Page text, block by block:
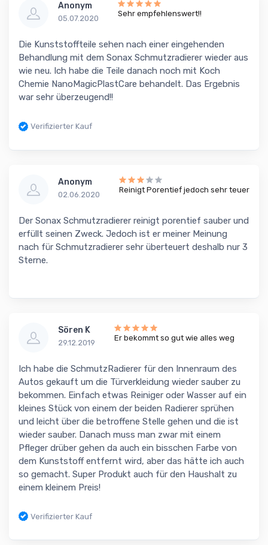
Anonym
05.07.2020
Sehr empfehlenswert!!
Die Kunststoffteile sehen nach einer eingehenden
Behandlung mit dem Sonax Schmutzradierer wieder aus
wie neu. Ich habe die Teile danach noch mit Koch
Chemie NanoMagicPlastCare behandelt. Das Ergebnis
war sehr überzeugend!!
Verifizierter Kauf
Anonym
02.06.2020
Reinigt Porentief jedoch sehr teuer
Der Sonax Schmutzradierer reinigt porentief sauber und
erfüllt seinen Zweck. Jedoch ist er meiner Meinung
nach für Schmutzradierer sehr überteuert deshalb nur 3
Sterne.
Sören K
29.12.2019
Er bekommt so gut wie alles weg
Ich habe die SchmutzRadierer für den Innenraum des
Autos gekauft um die Türverkleidung wieder sauber zu
bekommen. Einfach etwas Reiniger oder Wasser auf ein
kleines Stück von einem der beiden Radierer sprühen
und leicht über die betroffene Stelle gehen und die ist
wieder sauber. Danach muss man zwar mit einem
Pfleger drüber gehen da auch ein bisschen Farbe von
dem Kunststoff entfernt wird, aber das hätte ich auch
so gemacht. Super Produkt auch für den Haushalt zu
einem kleinem Preis!
Verifizierter Kauf